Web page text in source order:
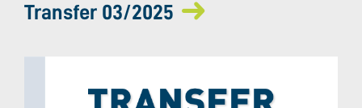
Transfer 03/2025